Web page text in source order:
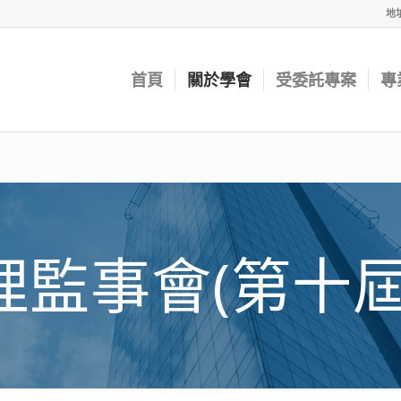
地
首頁 關於學會 受委託專案 專
監事會(第十